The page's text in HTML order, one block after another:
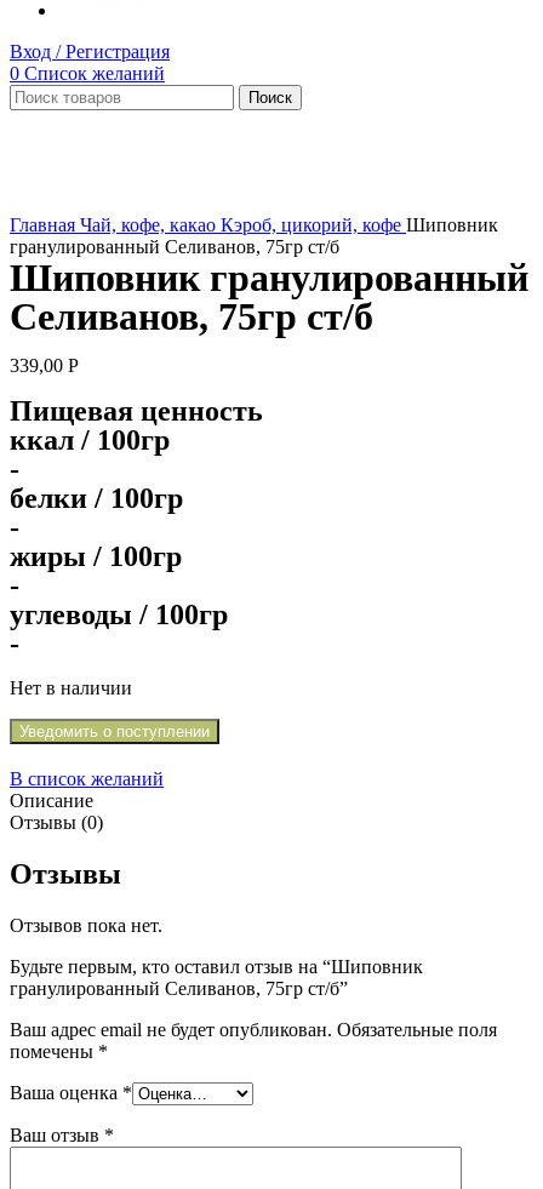
Вход / Регистрация
0 Список желаний
Поиск
Главная Чай, кофе, какао Кэроб, цикорий, кофе Шиповник
гранулированный Селиванов, 75гр ст/б
Шиповник гранулированный
Селиванов, 75гр ст/б
339,00 Р
Пищевая ценность
ккал / 100гр
-
белки / 100гр
-
жиры / 100гр
-
углеводы / 100гр
-
Нет в наличии
Уведомить о поступлении
В список желаний
Описание
Отзывы (0)
Отзывы
Отзывов пока нет.
Будьте первым, кто оставил отзыв на “Шиповник
гранулированный Селиванов, 75гр ст/б”
Ваш адрес email не будет опубликован. Обязательные поля
помечены *
Ваша оценка *
Ваш отзыв *